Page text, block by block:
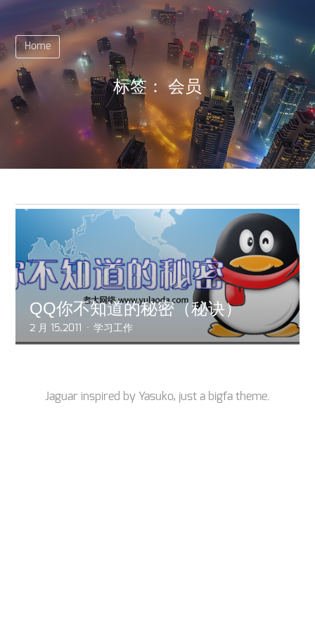
Home
标签：会员
QQ你不知道的秘密（秘诀）
2 月 15,2011 学习工作
Jaguar inspired by Yasuko, just a bigfa theme.